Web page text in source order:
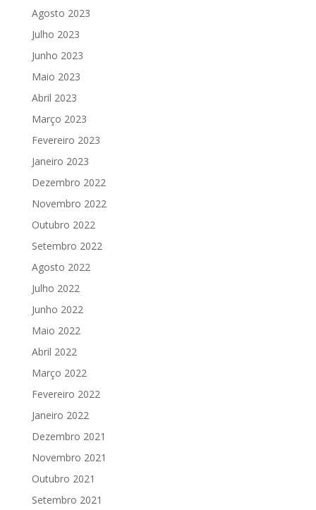
Agosto 2023
Julho 2023
Junho 2023
Maio 2023
Abril 2023
Março 2023
Fevereiro 2023
Janeiro 2023
Dezembro 2022
Novembro 2022
Outubro 2022
Setembro 2022
Agosto 2022
Julho 2022
Junho 2022
Maio 2022
Abril 2022
Março 2022
Fevereiro 2022
Janeiro 2022
Dezembro 2021
Novembro 2021
Outubro 2021
Setembro 2021